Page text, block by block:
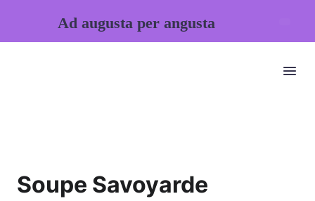
Soupe Savoyarde
Ad augusta per angusta